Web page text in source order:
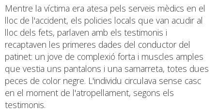
Mentre la víctima era atesa pels serveis mèdics en el
lloc de l'accident, els policies locals que van acudir al
lloc dels fets, parlaven amb els testimonis i
recaptaven les primeres dades del conductor del
patinet: un jove de complexió forta i muscles amples
que vestia uns pantalons i una samarreta, totes dues
peces de color negre. L'individu circulava sense casc
en el moment de l'atropellament, segons els
testimonis.